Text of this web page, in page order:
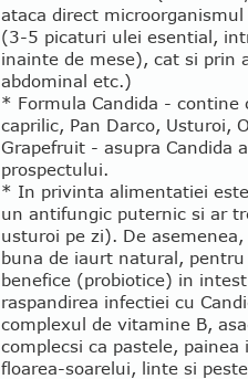
ataca direct
(3-5 picaturi ulei esential,
inainte de mese), cat si prin
abdominal etc.)
* Formula Candida - contine
caprilic, Pan Darco, Usturoi,
Grapefruit - asupra Candida
prospectului.
* In privinta alimentatiei
un antifungic puternic si ar
usturoi pe zi). De
buna de iaurt natural,
benefice (probiotice) in
raspandirea infectiei cu
complexul de vitamine B,
complecsi ca pastele,
floarea-soarelui, linte si